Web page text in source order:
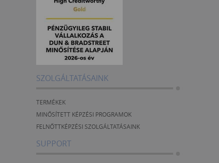
SZOLGÁLTATÁSAINK
TERMÉKEK
MINŐSÍTETT KÉPZÉSI PROGRAMOK
FELNŐTTKÉPZÉSI SZOLGÁLTATÁSAINK
SUPPORT